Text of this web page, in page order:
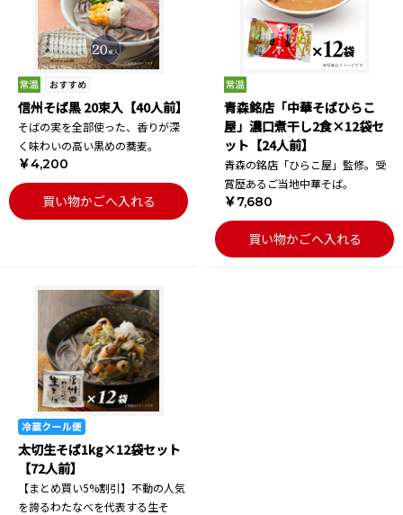
信州そば黒 20束入【40人前】
そばの実を全部使った、香りが深
く味わいの高い黒めの蕎麦。
￥4,200
買い物かごへ入れる
青森銘店「中華そばひらこ
屋」濃口煮干し2食×12袋セ
ット【24人前】
青森の銘店「ひらこ屋」監修。受
賞歴あるご当地中華そば。
￥7,680
買い物かごへ入れる
太切生そば1kg×12袋セット
【72人前】
【まとめ買い5%割引】不動の人気
を誇るわたなべを代表する生そ